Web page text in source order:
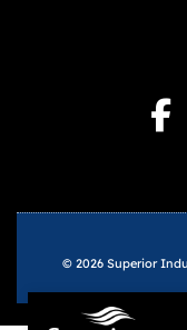
© 2026 Superior